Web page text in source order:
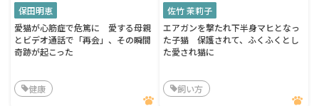
保田明恵
愛猫が心筋症で危篤に 愛する母親
とビデオ通話で「再会」、その瞬間
奇跡が起こった
健康
佐竹 茉莉子
エアガンを撃たれ下半身マヒとなっ
た子猫 保護されて、ふくふくとし
た愛され猫に
飼い方